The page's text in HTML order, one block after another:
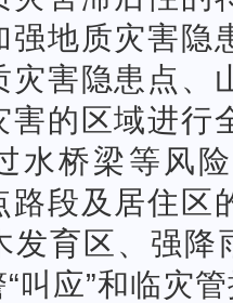
强地质灾害隐
灾害隐患点、
害的区域进行
水桥梁等风
路段及居住区
发育区、强降
叫应”和临灾